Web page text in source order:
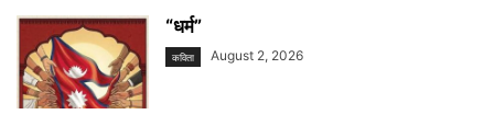
“धर्म”
कविता August 2, 2026